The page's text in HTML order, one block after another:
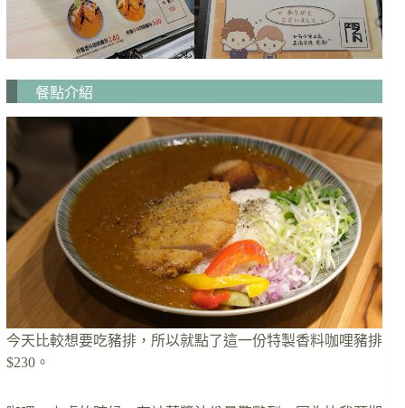
餐點介紹
今天比較想要吃豬排，所以就點了這一份特製香料咖哩豬排
$230。